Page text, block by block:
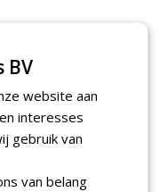
BV
website aan
interesses
gebruik van
van belang